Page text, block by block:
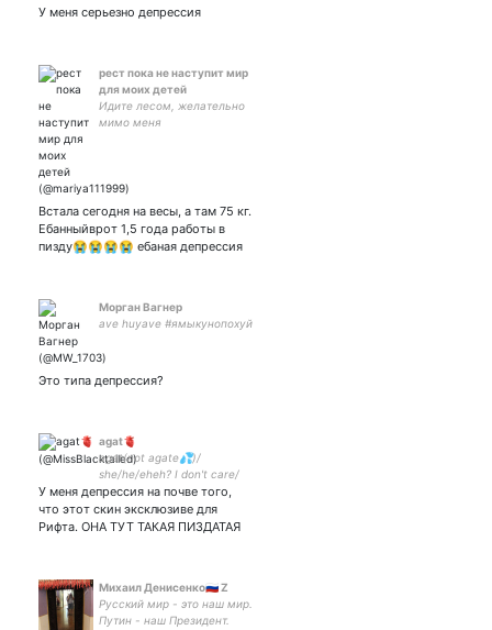
У меня серьезно депрессия
рест пока не наступит мир
для моих детей
Идите лесом, желательно
мимо меня
Встала сегодня на весы, а там 75 кг.
Ебанныйврот 1,5 года работы в
пизду😭😭😭😭 ебаная депрессия
Морган Вагнер
ave huyave #ямыкунопохуй
Это типа депрессия?
agat🫀
agat(not agate💦)/
she/he/eheh? I don't care/
Artist / 🏳️‍🌈 / rus|eng
У меня депрессия на почве того,
что этот скин эксклюзиве для
Рифта. ОНА ТУТ ТАКАЯ ПИЗДАТАЯ
Михаил Денисенко🇷🇺 Z
Русский мир - это наш мир.
Путин - наш Президент.